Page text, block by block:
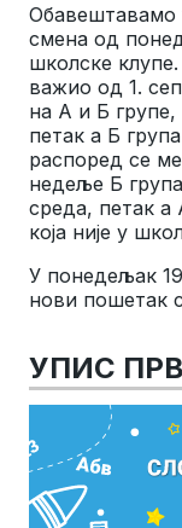
Обавештавамо
смена од
школске
важио од 1.
на А и Б
петак а Б
распоред се
недеље Б
среда, петак а
која није у
У понедељак
нови пошетак
УПИС